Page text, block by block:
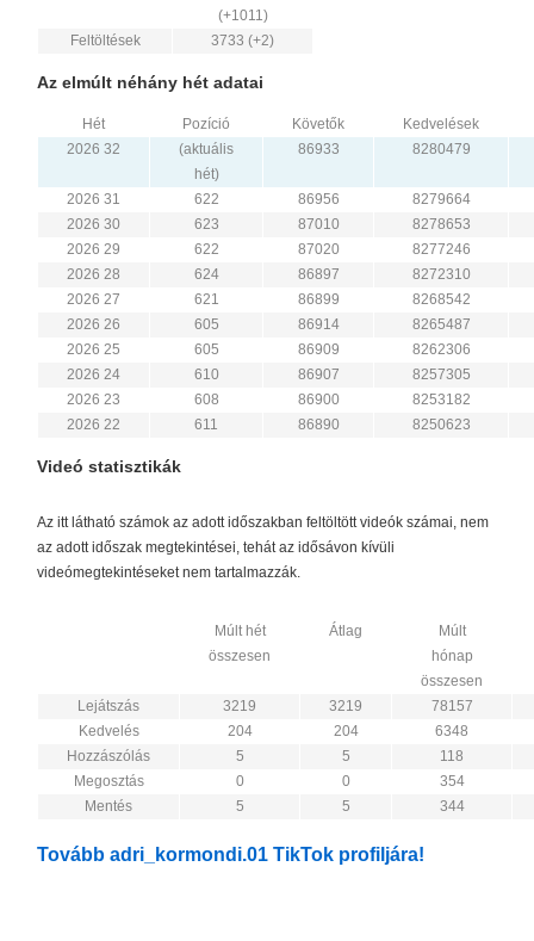
(+1011)
Feltöltések
3733 (+2)
Az elmúlt néhány hét adatai
Hét Pozíció Követők
Kedvelések
2026 32
(aktuális
hét)
86933 8280479
2026 31 622 86956
8279664
2026 30
623 87010
8278653
2026 29
622 87020
8277246
2026 28
624 86897
8272310
2026 27
621 86899
8268542
2026 26
605 86914
8265487
2026 25
605 86909
8262306
2026 24
610 86907
8257305
2026 23
608 86900
8253182
2026 22
611 86890 8250623
Videó statisztikák
Az itt látható számok az adott időszakban feltöltött videók számai, nem
az adott időszak megtekintései, tehát az idősávon kívüli
videómegtekintéseket nem tartalmazzák.
Múlt hét
összesen
Átlag
Múlt
hónap
összesen
Lejátszás
3219 3219
78157
Kedvelés
204 204
6348
Hozzászólás
5 5
118
Megosztás
0 0
354
Mentés
5 5 344
Tovább adri_kormondi.01 TikTok profiljára!